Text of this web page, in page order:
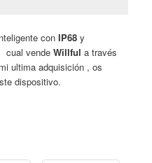
conIP68 y
cual vendeWillfula través
ultima adquisición , os
dispositivo.